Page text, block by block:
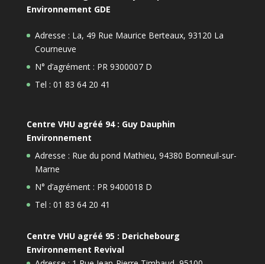
Environnement GDE
Adresse : La, 49 Rue Maurice Berteaux, 93120 La
Courneuve
N° d’agrément : PR 9300007 D
Tel : 01 83 64 20 41
Centre VHU agréé 94 : Guy Dauphin
Environnement
Adresse : Rue du pond Mathieu, 94380 Bonneuil-sur-
Marne
N° d’agrément : PR 9400018 D
Tel : 01 83 64 20 41
Centre VHU agréé 95 : Derichebourg
Environnement Revival